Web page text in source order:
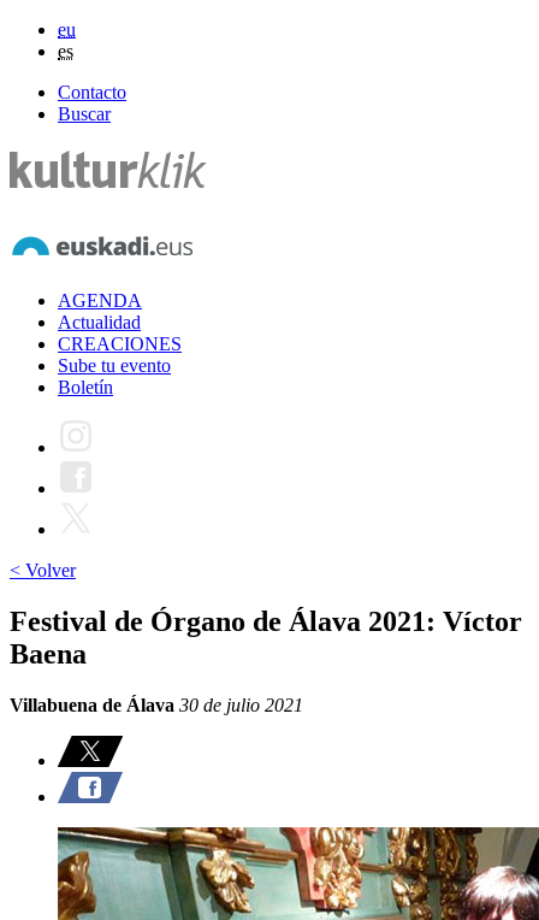
eu
es
Contacto
Buscar
AGENDA
Actualidad
CREACIONES
Sube tu evento
Boletín
< Volver
Festival de Órgano de Álava 2021: Víctor
Baena
Villabuena de Álava 30 de julio 2021